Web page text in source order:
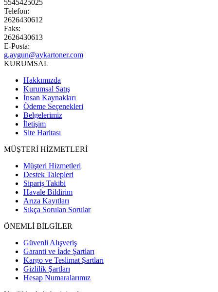
5545425025
Telefon:
2626430612
Faks:
2626430613
E-Posta:
g.aygun@aykartoner.com
KURUMSAL
Hakkımızda
Kurumsal Satış
İnsan Kaynakları
Ödeme Seçenekleri
Belgelerimiz
İletişim
Site Haritası
MÜŞTERİ HİZMETLERİ
Müşteri Hizmetleri
Destek Talepleri
Sipariş Takibi
Havale Bildirim
Arıza Kayıtları
Sıkça Sorulan Sorular
ÖNEMLİ BİLGİLER
Güvenli Alışveriş
Garanti ve İade Şartları
Kargo ve Teslimat Şartları
Gizlilik Şartları
Hesap Numaralarımız